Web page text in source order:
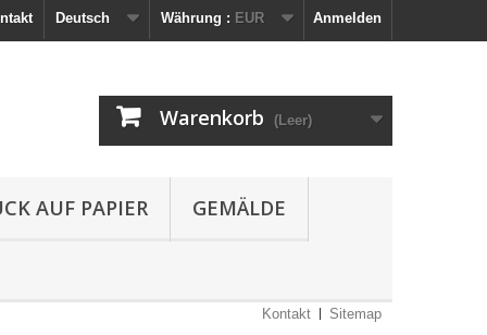
Anmelden
Währung : EUR
Deutsch
Warenkorb (Leer)
AUF PAPIER GEMÄLDE
Kontakt Sitemap